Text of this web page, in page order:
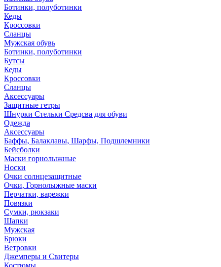
Ботинки, полуботинки
Кеды
Кроссовки
Сланцы
Мужская обувь
Ботинки, полуботинки
Бутсы
Кеды
Кроссовки
Сланцы
Аксессуары
Защитные гетры
Шнурки Стельки Средсва для обуви
Одежда
Аксессуары
Баффы, Балаклавы, Шарфы, Подшлемники
Бейсболки
Маски горнолыжные
Носки
Очки солнцезащитные
Очки, Горнолыжные маски
Перчатки, варежки
Повязки
Сумки, рюкзаки
Шапки
Мужская
Брюки
Ветровки
Джемперы и Свитеры
Костюмы